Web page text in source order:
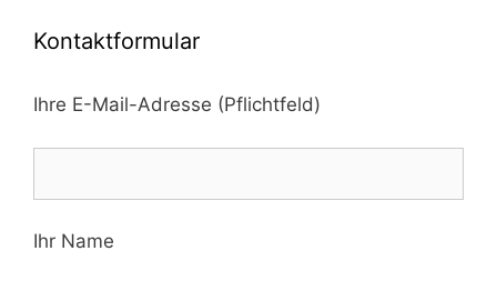
Kontaktformular
Ihre E-Mail-Adresse (Pflichtfeld)
Ihr Name